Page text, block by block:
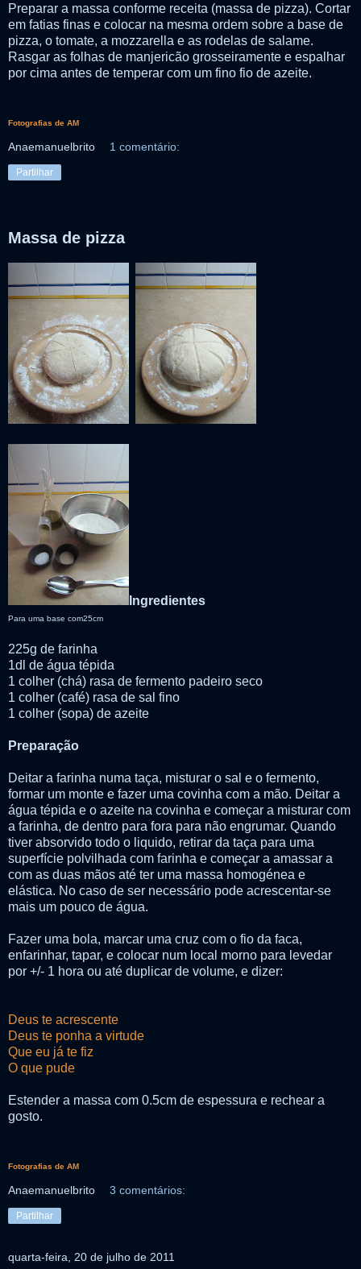
Preparar a massa conforme receita (massa de pizza). Cortar
em fatias finas e colocar na mesma ordem sobre a base de
pizza, o tomate, a mozzarella e as rodelas de salame.
Rasgar as folhas de manjericão grosseiramente e espalhar
por cima antes de temperar com um fino fio de azeite.
Fotografias de AM
Anaemanuelbrito 1 comentário:
Partilhar
Massa de pizza
Ingredientes
Para uma base com25cm
225g de farinha
1dl de água tépida
1 colher (chá) rasa de fermento padeiro seco
1 colher (café) rasa de sal fino
1 colher (sopa) de azeite
Preparação
Deitar a farinha numa taça, misturar o sal e o fermento,
formar um monte e fazer uma covinha com a mão. Deitar a
água tépida e o azeite na covinha e começar a misturar com
a farinha, de dentro para fora para não engrumar. Quando
tiver absorvido todo o liquido, retirar da taça para uma
superfície polvilhada com farinha e começar a amassar a
com as duas mãos até ter uma massa homogénea e
elástica. No caso de ser necessário pode acrescentar-se
mais um pouco de água.
Fazer uma bola, marcar uma cruz com o fio da faca,
enfarinhar, tapar, e colocar num local morno para levedar
por +/- 1 hora ou até duplicar de volume, e dizer:
Deus te acrescente
Deus te ponha a virtude
Que eu já te fiz
O que pude
Estender a massa com 0.5cm de espessura e rechear a
gosto.
Fotografias de AM
Anaemanuelbrito 3 comentários:
Partilhar
quarta-feira, 20 de julho de 2011